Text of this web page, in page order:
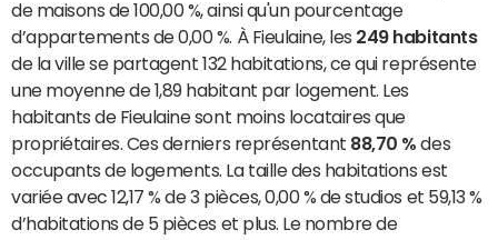
de maisons de 100,00 %, ainsi qu'un pourcentage
d’appartements de 0,00 %. À Fieulaine, les 249 habitants
de la ville se partagent 132 habitations, ce qui représente
une moyenne de 1,89 habitant par logement. Les
habitants de Fieulaine sont moins locataires que
propriétaires. Ces derniers représentant 88,70 % des
occupants de logements. La taille des habitations est
variée avec 12,17 % de 3 pièces, 0,00 % de studios et 59,13 %
d’habitations de 5 pièces et plus. Le nombre de